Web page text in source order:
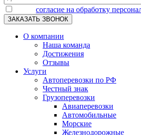
согласие на обработку
О компании
Наша команда
Достижения
Отзывы
Услуги
Автоперевозки по РФ
Честный знак
Грузоперевозки
Авиаперевозки
Автомобильные
Морские
Железнодорожные